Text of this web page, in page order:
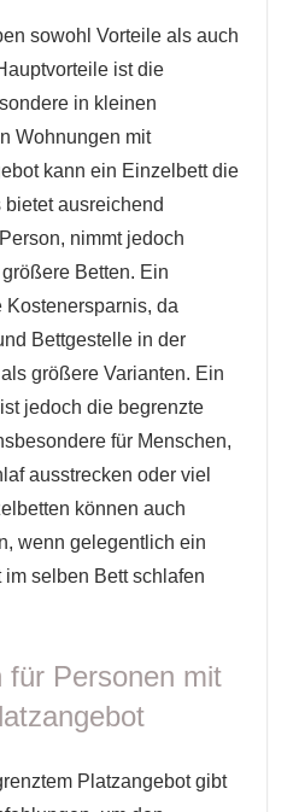
sowohl Vorteile als auch
ist die
in kleinen
Wohnungen mit
kann ein Einzelbett die
bietet ausreichend
nimmt jedoch
Betten. Ein
Kostenersparnis, da
Bettgestelle in der
größere Varianten. Ein
jedoch die begrenzte
für Menschen,
ausstrecken oder viel
können auch
wenn gelegentlich ein
im selben Bett schlafen
für Personen mit
Platzangebot gibt